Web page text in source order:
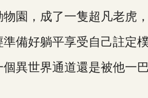
園，成了一隻超凡老虎
好躺平享受自己註定樸
世界通道還是被他一巴